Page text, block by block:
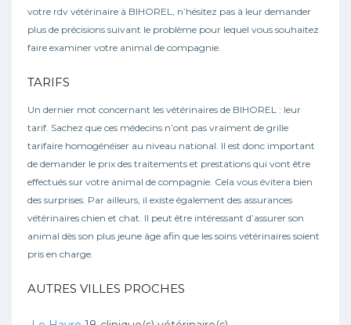
votre rdv vétérinaire à BIHOREL, n’hésitez pas à leur demander
plus de précisions suivant le problème pour lequel vous souhaitez
faire examiner votre animal de compagnie.
TARIFS
Un dernier mot concernant les vétérinaires de BIHOREL : leur
tarif. Sachez que ces médecins n’ont pas vraiment de grille
tarifaire homogénéiser au niveau national. Il est donc important
de demander le prix des traitements et prestations qui vont être
effectués sur votre animal de compagnie. Cela vous évitera bien
des surprises. Par ailleurs, il existe également des assurances
vétérinaires chien et chat. Il peut être intéressant d’assurer son
animal dès son plus jeune âge afin que les soins vétérinaires soient
pris en charge.
AUTRES VILLES PROCHES